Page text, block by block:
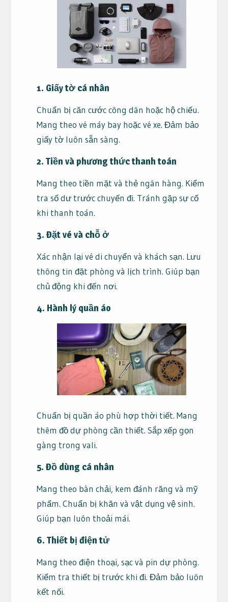
1. Giấy tờ cá nhân
Chuẩn bị căn cước công dân hoặc hộ chiếu.
Mang theo vé máy bay hoặc vé xe. Đảm bảo
giấy tờ luôn sẵn sàng.
2. Tiền và phương thức thanh toán
Mang theo tiền mặt và thẻ ngân hàng. Kiểm
tra số dư trước chuyến đi. Tránh gặp sự cố
khi thanh toán.
3. Đặt vé và chỗ ở
Xác nhận lại vé di chuyển và khách sạn. Lưu
thông tin đặt phòng và lịch trình. Giúp bạn
chủ động khi đến nơi.
4. Hành lý quần áo
Chuẩn bị quần áo phù hợp thời tiết. Mang
thêm đồ dự phòng cần thiết. Sắp xếp gọn
gàng trong vali.
5. Đồ dùng cá nhân
Mang theo bàn chải, kem đánh răng và mỹ
phẩm. Chuẩn bị khăn và vật dụng vệ sinh.
Giúp bạn luôn thoải mái.
6. Thiết bị điện tử
Mang theo điện thoại, sạc và pin dự phòng.
Kiểm tra thiết bị trước khi đi. Đảm bảo luôn
kết nối.